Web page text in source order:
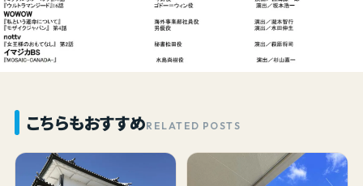
こちらもおすすめRELATED POSTS